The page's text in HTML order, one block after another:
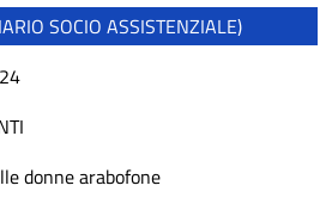
SOCIO ASSISTENZIALE)
donne arabofone